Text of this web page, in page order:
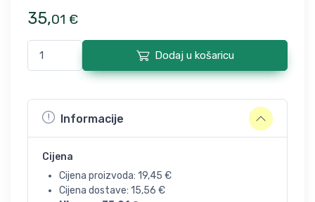
35,01 €
Dodaj u košaricu
Informacije
Cijena
Cijena proizvoda: 19,45 €
Cijena dostave: 15,56 €